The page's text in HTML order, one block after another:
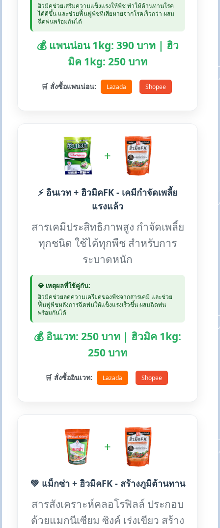
ฮิวมิคช่วยเสริมความแข็งแรงให้พืช ทำให้ต้านทานโรค
ได้ดีขึ้น และช่วยฟื้นฟูพืชที่เสียหายจากโรคเร็วกว่า ผสม
ฉีดพ่นพร้อมกันได้
💰 แพนน่อน 1kg: 390 บาท | ฮิว
มิค 1kg: 250 บาท
🛒 สั่งซื้อแพนน่อน: Lazada Shopee
+
⚡ อินเวท + ฮิวมิคFK - เคมีกำจัดเพลี้ย
แรงแล้ว
สารเคมีประสิทธิภาพสูง กำจัดเพลี้ย
ทุกชนิด ใช้ได้ทุกพืช สำหรับการ
ระบาดหนัก
💎 เหตุผลที่ใช้คู่กัน:
ฮิวมิคช่วยลดความเครียดของพืชจากสารเคมี และช่วย
ฟื้นฟูพืชหลังการฉีดพ่นให้แข็งแรงเร็วขึ้น ผสมฉีดพ่น
พร้อมกันได้
💰 อินเวท: 250 บาท | ฮิวมิค 1kg:
250 บาท
🛒 สั่งซื้ออินเวท: Lazada Shopee
+
💚 แม็กซ่า + ฮิวมิคFK - สร้างภูมิต้านทาน
สารสังเคราะห์คลอโรฟิลล์ ประกอบ
ด้วยแมกนีเซียม ซิงค์ เร่งเขียว สร้าง